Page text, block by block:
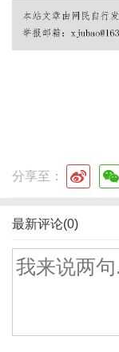
分享至：
最新评论(0)